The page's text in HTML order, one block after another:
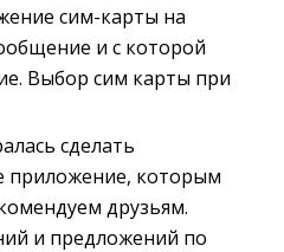
сим-карты на
и с которой
Выбор сим карты при
сделать
приложение, которым
друзьям.
и предложений по